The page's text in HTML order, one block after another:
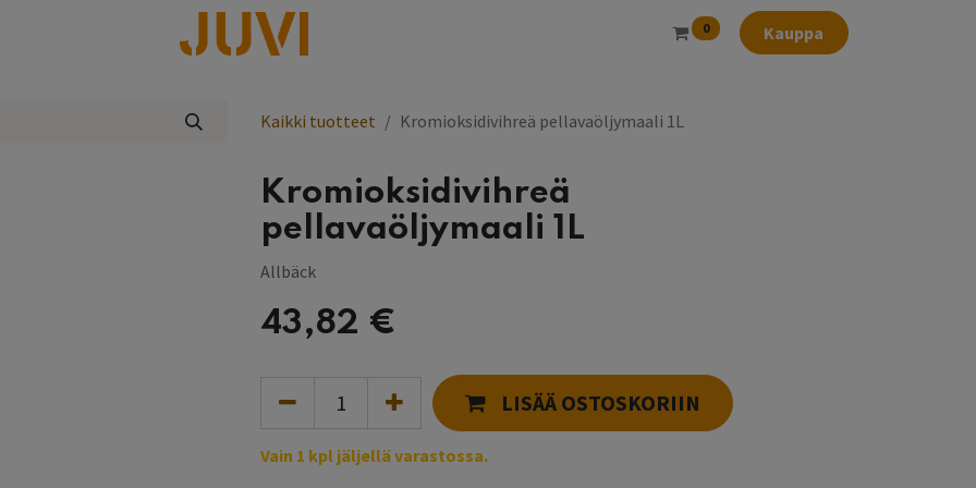
0 Kauppa
Kaikki tuotteet Kromioksidivihreä pellavaöljymaali 1L
Kromioksidivihreä
pellavaöljymaali 1L
Allbäck
43,82 €
LISÄÄ OSTOSKORIIN
Vain 1 kpl jäljellä varastossa.